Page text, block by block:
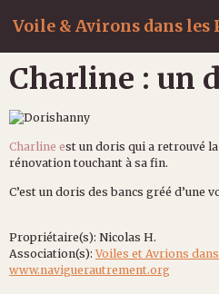
Voile & Avirons dans les
Charline : un
Charline est un doris qui a retrouvé
rénovation touchant à sa fin.
C’est un doris des bancs gréé d’une
Propriétaire(s): Nicolas H.
Association(s):Voiles et Avrions
www.naviguerautrement.org